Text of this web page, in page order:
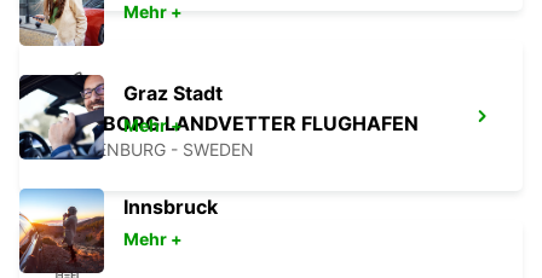
GÖTEBORG LANDVETTER FLUGHAFEN
GOTHENBURG - SWEDEN
Mehr +
Graz Stadt
Mehr +
Innsbruck
Mehr +